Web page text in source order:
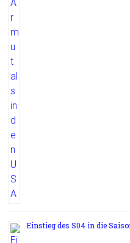
Einstieg des S04 in die